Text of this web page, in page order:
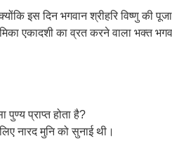
इस दिन भगवान श्रीहरि विष्णु की
एकादशी का व्रत करने वाला भक्त
प्राप्त होता है?
नारद मुनि को सुनाई थी।